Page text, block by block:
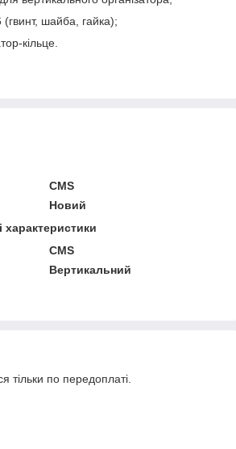
шайба, гайка);
кільце.
CMS
Новий
характеристики
CMS
Вертикальний
тільки по передоплаті.